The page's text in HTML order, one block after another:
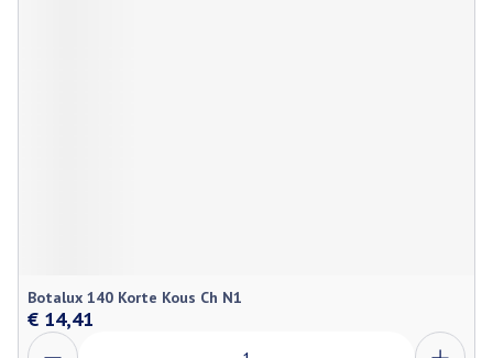
Botalux 140 Korte Kous Ch N1
€ 14,41
Aantal